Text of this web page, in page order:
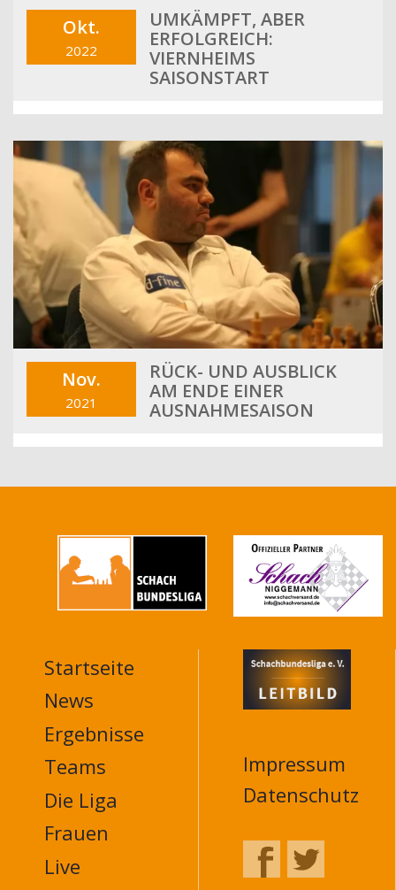
Okt.
2022
UMKÄMPFT, ABER
ERFOLGREICH:
VIERNHEIMS
SAISONSTART
Nov.
2021
RÜCK- UND AUSBLICK
AM ENDE EINER
AUSNAHMESAISON
MAIN
NAVIGATION
FOOTER
Startseite
News
Ergebnisse
Teams
Die Liga
Frauen
Live
Impressum
Datenschutz